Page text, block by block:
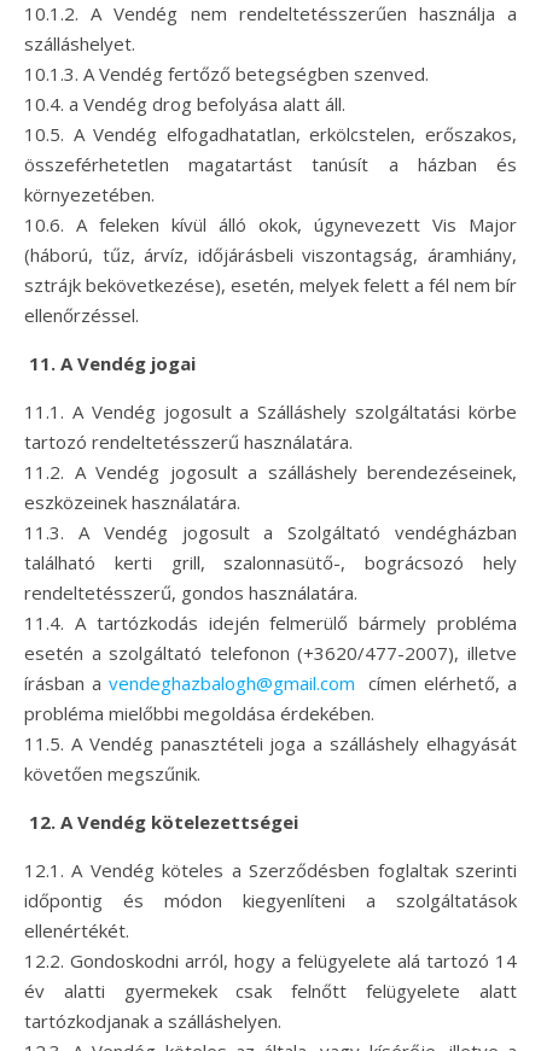
10.1.2. A Vendég nem rendeltetésszerűen használja a
szálláshelyet.
10.1.3. A Vendég fertőző betegségben szenved.
10.4. a Vendég drog befolyása alatt áll.
10.5. A Vendég elfogadhatatlan, erkölcstelen, erőszakos,
összeférhetetlen magatartást tanúsít a házban és
környezetében.
10.6. A feleken kívül álló okok, úgynevezett Vis Major
(háború, tűz, árvíz, időjárásbeli viszontagság, áramhiány,
sztrájk bekövetkezése), esetén, melyek felett a fél nem bír
ellenőrzéssel.
11. A Vendég jogai
11.1. A Vendég jogosult a Szálláshely szolgáltatási körbe
tartozó rendeltetésszerű használatára.
11.2. A Vendég jogosult a szálláshely berendezéseinek,
eszközeinek használatára.
11.3. A Vendég jogosult a Szolgáltató vendégházban
található kerti grill, szalonnasütő-, bográcsozó hely
rendeltetésszerű, gondos használatára.
11.4. A tartózkodás idején felmerülő bármely probléma
esetén a szolgáltató telefonon (+3620/477-2007), illetve
írásban a vendeghazbalogh@gmail.com címen elérhető, a
probléma mielőbbi megoldása érdekében.
11.5. A Vendég panasztételi joga a szálláshely elhagyását
követően megszűnik.
12. A Vendég kötelezettségei
12.1. A Vendég köteles a Szerződésben foglaltak szerinti
időpontig és módon kiegyenlíteni a szolgáltatások
ellenértékét.
12.2. Gondoskodni arról, hogy a felügyelete alá tartozó 14
év alatti gyermekek csak felnőtt felügyelete alatt
tartózkodjanak a szálláshelyen.